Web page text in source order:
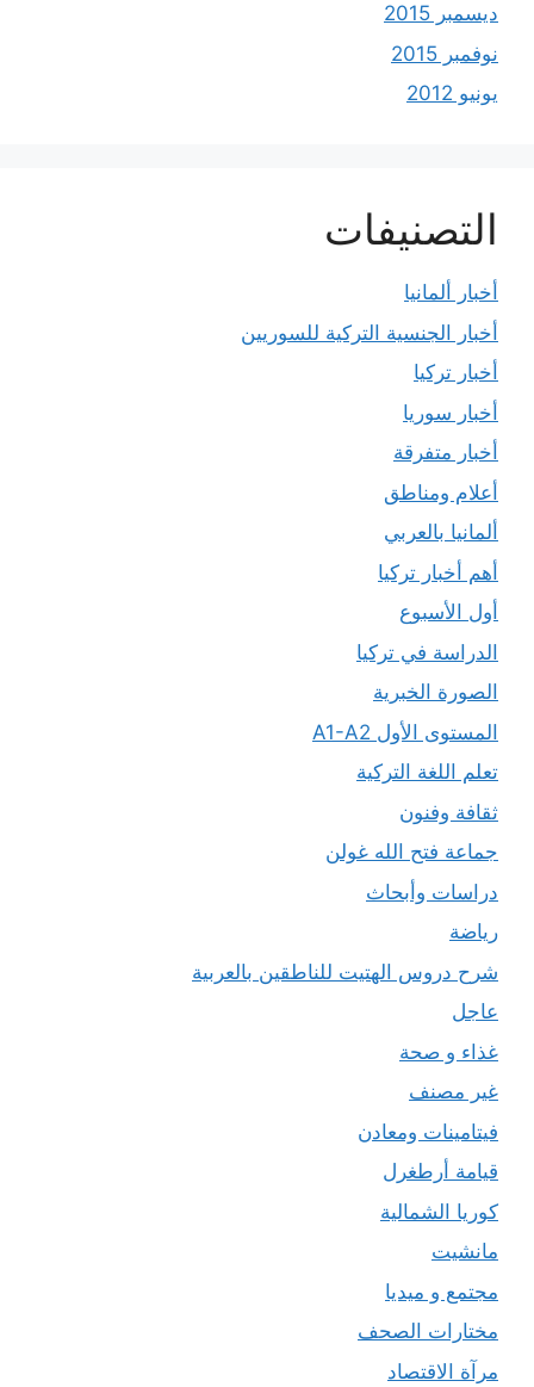
ديسمبر 2015
نوفمبر 2015
يونيو 2012
التصنيفات
أخبار ألمانيا
أخبار الجنسية التركية للسوريين
أخبار تركيا
أخبار سوريا
أخبار متفرقة
أعلام ومناطق
ألمانيا بالعربي
أهم أخبار تركيا
أول الأسبوع
الدراسة في تركيا
الصورة الخبرية
المستوى الأول A1-A2
تعلم اللغة التركية
ثقافة وفنون
جماعة فتح الله غولن
دراسات وأبحاث
رياضة
شرح دروس الهتيت للناطقين بالعربية
عاجل
غذاء و صحة
غير مصنف
فيتامينات ومعادن
قيامة أرطغرل
كوريا الشمالية
مانشيت
مجتمع و ميديا
مختارات الصحف
مرآة الاقتصاد